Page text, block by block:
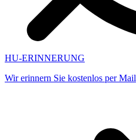
HU-ERINNERUNG
Wir erinnern Sie kostenlos per Mail